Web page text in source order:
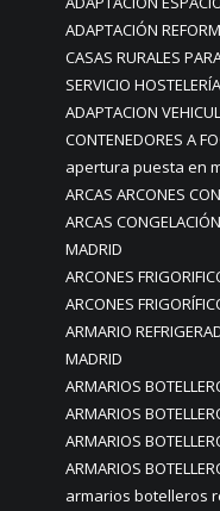
ADAPTACIÓN
CASAS RURALES
SERVICIO
ADAPTACION
CONTENEDORES A
apertura puesta en
ARCAS ARCONES
ARCAS
MADRID
ARCONES
ARCONES
ARMARIO
MADRID
ARMARIOS
ARMARIOS
ARMARIOS
ARMARIOS
armarios botelleros